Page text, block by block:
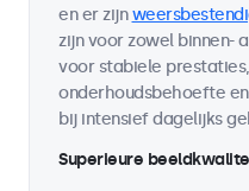
en er zijn
zijn voor zowel binnen-
voor stabiele
onderhoudsbehoefte
bij intensief dagelijks
Superieure